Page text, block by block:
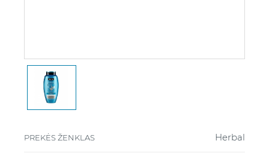
PREKĖS ŽENKLAS Herbal